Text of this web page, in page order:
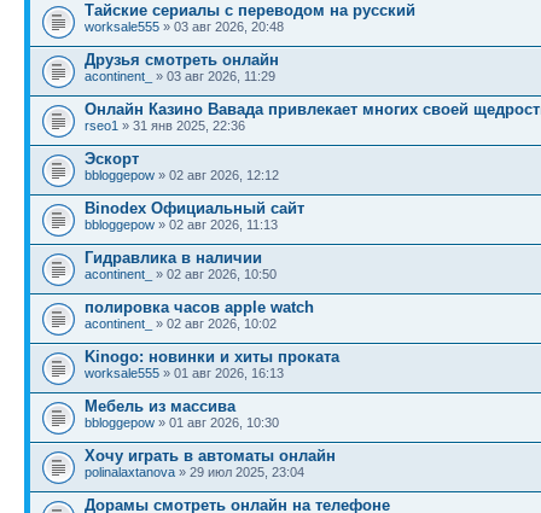
Тайские сериалы с переводом на русский
worksale555 » 03 авг 2026, 20:48
Друзья смотреть онлайн
acontinent_ » 03 авг 2026, 11:29
Онлайн Казино Вавада привлекает многих своей
rseo1 » 31 янв 2025, 22:36
Эскорт
bbloggepow » 02 авг 2026, 12:12
Binodex Официальный сайт
bbloggepow » 02 авг 2026, 11:13
Гидравлика в наличии
acontinent_ » 02 авг 2026, 10:50
полировка часов apple watch
acontinent_ » 02 авг 2026, 10:02
Kinogo: новинки и хиты проката
worksale555 » 01 авг 2026, 16:13
Мебель из массива
bbloggepow » 01 авг 2026, 10:30
Хочу играть в автоматы онлайн
polinalaxtanova » 29 июл 2025, 23:04
Дорамы смотреть онлайн на телефоне